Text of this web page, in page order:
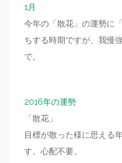
1月
今年の「散花」の運勢に
ちする時期ですが、我慢
で。
2016年の運勢
「散花」
目標が散った様に思える
す。心配不要。